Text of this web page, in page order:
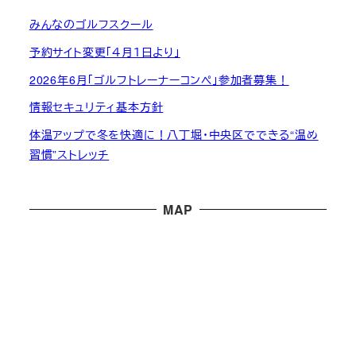
みんなのゴルフスクール
予約サイト変更「４月１日より」
2026年6月「ゴルフトレーナーコンペ」参加者募集！
情報セキュリティ基本方針
体温アップで冬を快適に！八丁堀・中央区でできる“温め
習慣”ストレッチ
MAP